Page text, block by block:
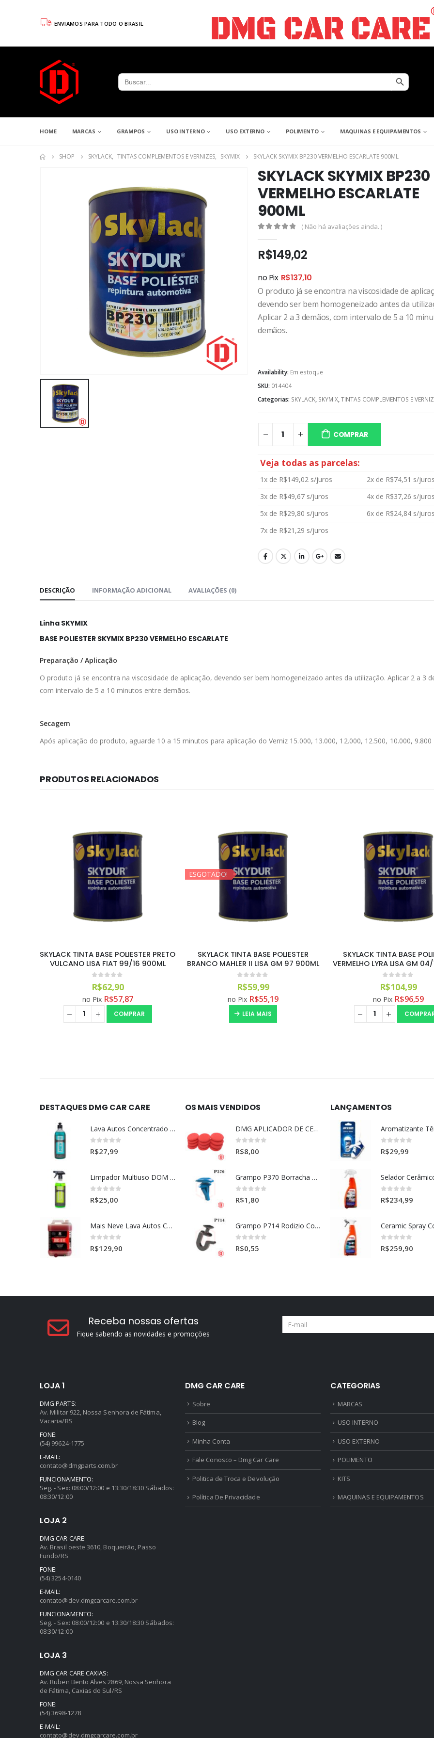
ENVIAMOS PARA TODO O BRASIL
Search
for:
Search Button
HOME MARCAS GRAMPOS USO INTERNO USO EXTERNO POLIMENTO MAQUINAS E EQUIPAMENTOS
SHOP SKYLACK, TINTAS COMPLEMENTOS E VERNIZES, SKYMIX SKYLACK SKYMIX BP230 VERMELHO ESCARLATE 900ML
SKYLACK SKYMIX BP230
VERMELHO ESCARLATE
900ML
( Não há avaliações ainda. )
R$149,02
no Pix R$137,10
O produto já se encontra na viscosidade de
devendo ser bem homogeneizado antes da
Aplicar 2 a 3 demãos, com intervalo de 5 a 10
demãos.
Availability: Em estoque
SKU: 014404
Categorias: SKYLACK, SKYMIX,TINTAS COMPLEMENTOS E
COMPRAR
Veja todas as parcelas:
1x de R$149,02 s/juros 2x de R$74,51 s/juros
3x de R$49,67 s/juros 4x de R$37,26 s/juros
5x de R$29,80 s/juros 6x de R$24,84 s/juros
7x de R$21,29 s/juros
DESCRIÇÃO INFORMAÇÃO ADICIONAL AVALIAÇÕES (0)
Linha SKYMIX
BASE POLIESTER SKYMIX BP230 VERMELHO ESCARLATE
Preparação / Aplicação
O produto já se encontra na viscosidade de aplicação, devendo ser bem homogeneizado antes da utilização. Aplicar 2 a 3
com intervalo de 5 a 10 minutos entre demãos.
Secagem
Após aplicação do produto, aguarde 10 a 15 minutos para aplicação do Verniz 15.000, 13.000, 12.000, 12.500, 10.000, 9.800
Aromatizante Tênis Areon Fresh Wave New Car / Carro Novo
0out of 5
R$29,99
0out of 5
R$234,99
Ceramic Spray Coating Sonax 750ml
0out of 5
R$29,99
PRODUTOS RELACIONADOS
SKYLACK TINTA BASE POLIESTER
BRANCO MAHLER II LISA GM 97 900ML
out of 5
R$59,99
no Pix R$55,19
LEIA MAIS
SKYLACK TINTA BASE POLIESTER
VERMELHO LYRA LISA GM 04/11 900ML
out of 5
R$104,99
no Pix R$96,59
COMPRAR
SKYLACK TINTA BASE
BRANCO SUMMIT IV LISA
900ML
0 out of 5
R$ 76,99
no Pix R$70,83
DESTAQUES DMG CAR CARE
Lava Autos Concentrado NEV (nevada) 1:400 (500ml)
out of 5
R$27,99
Limpador Multiuso DOM (Dominos) Dmg Pronto P/Uso (500ml)
out of 5
R$25,00
Mais Neve Lava Autos Concentrado 1:400 X-SHINE 5Litros
out of 5
R$129,90
OS MAIS VENDIDOS
DMG APLICADOR DE CERA ULTRA MACIO VERMELHO l
out of 5
R$8,00
Grampo P370 Borracha Porta (HONDA-TOYOTA)
out of 5
R$1,80
Grampo P714 Rodizio Cortina (VOLVO)
out of 5
R$0,55
LANÇAMENTOS
out of 5
R$29,99
out of 5
R$234,99
out of 5
R$259,90
Receba nossas ofertas
Fique sabendo as novidades e promoções
LOJA 1
DMG PARTS:
Av. Militar 922, Nossa Senhora de Fátima,
Vacaria/RS
FONE:
(54) 99624-1775
E-MAIL:
contato@dmgparts.com.br
FUNCIONAMENTO:
Seg. - Sex: 08:00/12:00 e 13:30/18:30 Sábados:
08:30/12:00
LOJA 2
DMG CAR CARE:
Av. Brasil oeste 3610, Boqueirão, Passo
Fundo/RS
FONE:
(54) 3254-0140
E-MAIL:
contato@dev.dmgcarcare.com.br
FUNCIONAMENTO:
Seg. - Sex: 08:00/12:00 e 13:30/18:30 Sábados:
08:30/12:00
LOJA 3
DMG CAR CARE CAXIAS:
Av. Ruben Bento Alves 2869, Nossa Senhora
de Fátima, Caxias do Sul/RS
FONE:
(54) 3698-1278
E-MAIL:
contato@dev.dmgcarcare.com.br
DMG CAR CARE
Sobre
Blog
Minha Conta
Fale Conosco – Dmg Car Care
Politica de Troca e Devolução
Política De Privacidade
CATEGORIAS
MARCAS
USO INTERNO
USO EXTERNO
POLIMENTO
KITS
MAQUINAS E EQUIPAMENTOS